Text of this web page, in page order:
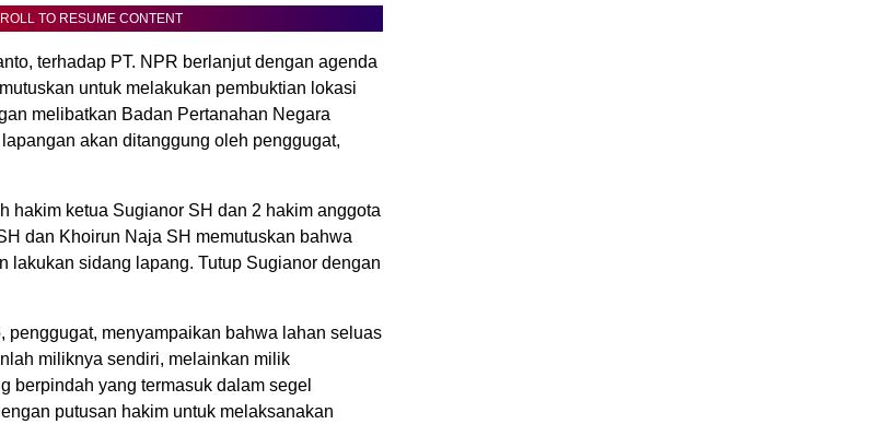
TO RESUME CONTENT
terhadap PT. NPR berlanjut dengan agenda
untuk melakukan pembuktian lokasi
melibatkan Badan Pertanahan Negara
akan ditanggung oleh penggugat,
hakim ketua Sugianor SH dan 2 hakim anggota
dan Khoirun Naja SH memutuskan bahwa
lakukan sidang lapang. Tutup Sugianor dengan
penggugat, menyampaikan bahwa lahan seluas
miliknya sendiri, melainkan milik
berpindah yang termasuk dalam segel
putusan hakim untuk melaksanakan